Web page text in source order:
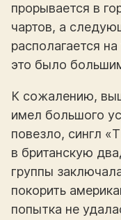
прорывается в
чартов, а
располагается
это было
К сожалению,
имел большого
повезло, сингл
в британскую
группы
покорить
попытка не